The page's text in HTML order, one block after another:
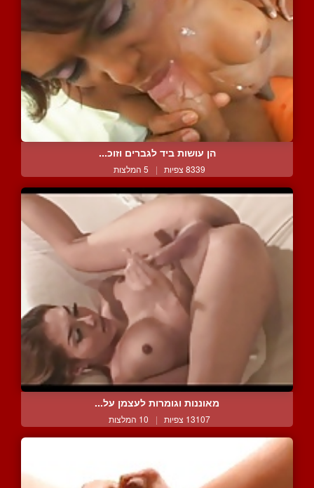
הן עושות ביד לגברים וזוכ...
8339 צפיות | 5 המלצות
מאוננות וגומרות לעצמן על...
13107 צפיות | 10 המלצות